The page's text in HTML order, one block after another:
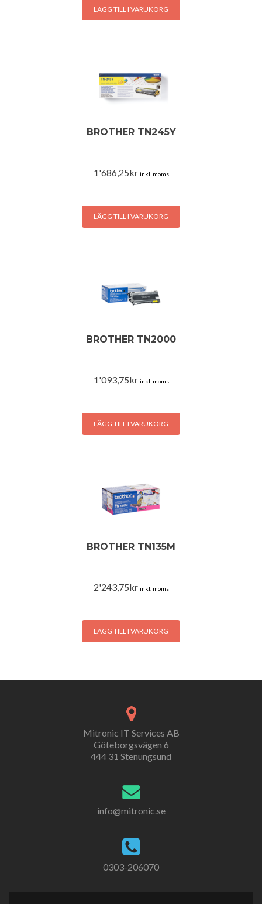
LÄGG TILL I VARUKORG
BROTHER TN245Y
1'686,25kr inkl. moms
LÄGG TILL I VARUKORG
BROTHER TN2000
1'093,75kr inkl. moms
LÄGG TILL I VARUKORG
BROTHER TN135M
2'243,75kr inkl. moms
LÄGG TILL I VARUKORG
Mitronic IT Services AB
Göteborgsvägen 6
444 31 Stenungsund
info@mitronic.se
0303-206070